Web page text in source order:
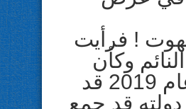
! فرأيت
وكأن
منتصف عام 2019 قد
قد جمع